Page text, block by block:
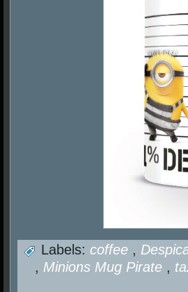
Labels: coffee ,
, Minions Mug Pirate ,